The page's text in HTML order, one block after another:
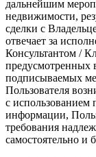
дальнейшим
недвижимости,
сделки с
отвечает за
Консультантом /
предусмотренных
подписываемых
Пользователя
с
информации,
требования
самостоятельно и